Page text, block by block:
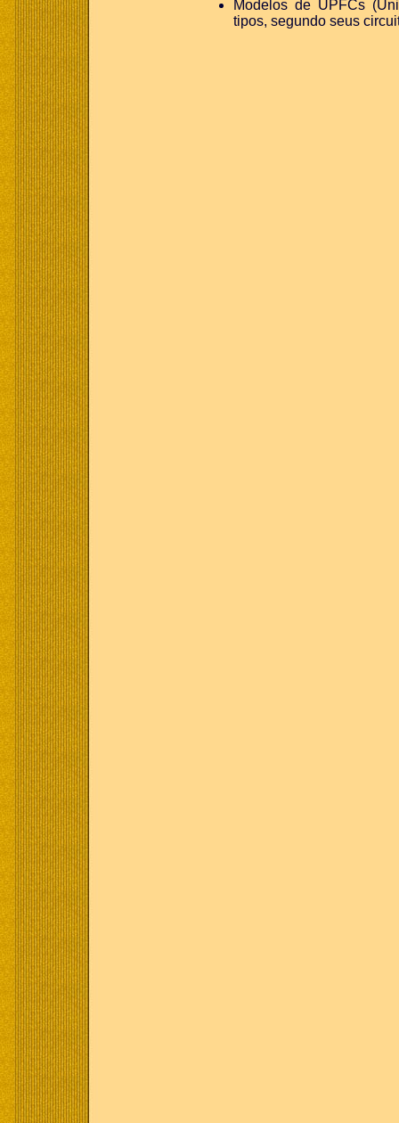
Modelos de UPFCs
tipos, segundo seus